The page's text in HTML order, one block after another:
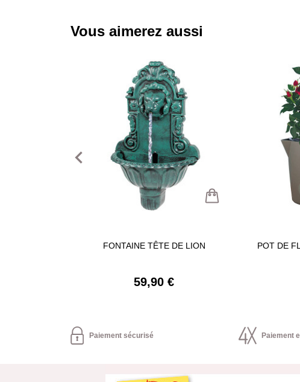
Vous aimerez aussi
FONTAINE TÊTE DE LION
59,90 €
POT DE
navigate_before
Paiement sécurisé Paiement